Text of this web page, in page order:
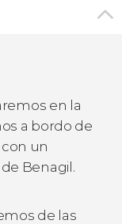
en la
a bordo de
un
Benagil.
de las